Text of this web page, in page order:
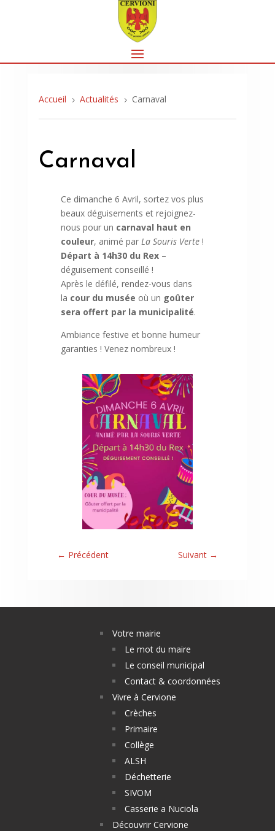
Accueil 5 Actualités 5 Carnaval
Carnaval
Ce dimanche 6 Avril, sortez vos plus
beaux déguisements et rejoignez-
nous pour un carnaval haut en
couleur, animé par La Souris Verte!
Départ à 14h30 du Rex–
déguisement conseillé !
Après le défilé, rendez-vous dans
la cour du musée où un goûter
sera offert par la municipalité.
Ambiance festive et bonne humeur
garanties ! Venez nombreux !
← Précédent Suivant →
Votre mairie
Le mot du maire
Le conseil municipal
Contact & coordonnées
Vivre à Cervione
Crèches
Primaire
Collège
ALSH
Déchetterie
SIVOM
Casserie a Nuciola
Découvrir Cervione